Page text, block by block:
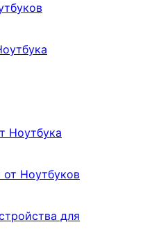
Ноутбука
от Ноутбуков
для